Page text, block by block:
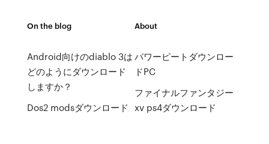
On the blog
Android向けのdiablo 3は
どのようにダウンロード
しますか？
Dos2 modsダウンロード
About
パワーピートダウンロー
ドPC
ファイナルファンタジー
xv ps4ダウンロード